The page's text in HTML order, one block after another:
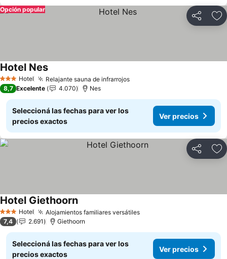
Compartir
Opción popular
3 Estrellas
Hotel Relajante sauna de infrarrojos
Hotel Nes
8,7 Excelente 4.070 Nes
Seleccioná las fechas para ver los
precios exactos
Ver precios
Compartir
3 Estrellas
Hotel Alojamientos familiares versátiles
Hotel Giethoorn
7,4 2.691 Giethoorn
Seleccioná las fechas para ver los
precios exactos
Ver precios